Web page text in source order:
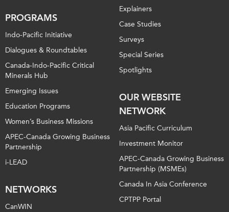
PROGRAMS
Indo-Pacific Initiative
Dialogues & Roundtables
Canada-Indo-Pacific Critical
Minerals Hub
Emerging Issues
Education Programs
Women’s Business Missions
APEC-Canada Growing Business
Partnership
i-LEAD
NETWORKS
CanWIN
Explainers
Case Studies
Surveys
Special Series
Spotlights
OUR WEBSITE
NETWORK
Asia Pacific Curriculum
Investment Monitor
APEC-Canada Growing Business
Partnership (MSMEs)
Canada In Asia Conference
CPTPP Portal